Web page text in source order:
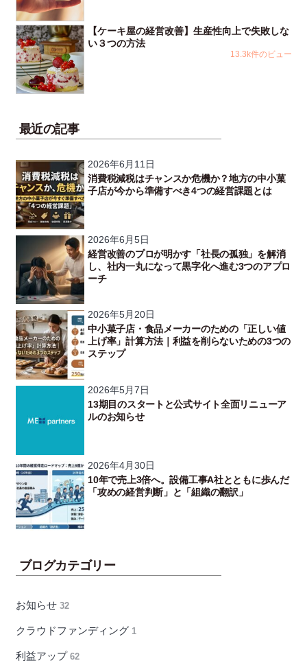
【ケーキ屋の経営改善】生産性向上で失敗しな
い３つの方法
13.3k件のビュー
最近の記事
2026年6月11日
消費税減税はチャンスか危機か？地方の中小菓
子店が今から準備すべき4つの経営課題とは
2026年6月5日
経営改善のプロが明かす「社長の孤独」を解消
し、社内一丸になって黒字化へ進む3つのアプロ
ーチ
2026年5月20日
中小菓子店・食品メーカーのための「正しい値
上げ率」計算方法｜利益を削らないための3つの
ステップ
2026年5月7日
13期目のスタートと公式サイト全面リニューア
ルのお知らせ
2026年4月30日
10年で売上3倍へ。設備工事A社とともに歩んだ
「攻めの経営判断」と「組織の翻訳」
ブログカテゴリー
お知らせ 32
クラウドファンディング 1
利益アップ 62